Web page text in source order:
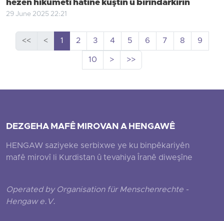
hêzên hikûmetî hatine kuştin û birîndarkirin
29 June 2025 22:21
<< < 1 2 3 4 5 6 7 8
9
10
> >>
DEZGEHA MAFÊ MIROVAN A HENGAWÊ
HENGAW saziyeke serbixwe ye ku binpêkariyên
mafê mirovî li Kurdistan û tevahiya Îranê diweşîne
Operated by Organisation für Menschenrechte -
Hengaw e.V.